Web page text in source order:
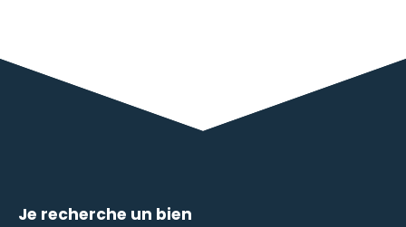
Je recherche un bien